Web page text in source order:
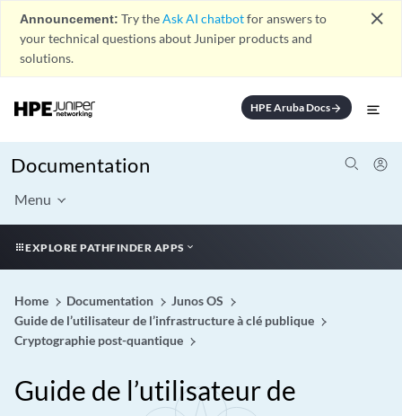
Announcement: Try theAsk AI chatbotfor answers to
your technical questions about Juniper products and
solutions.
close
HPE Aruba Docsarrow_forward
Documentation
Menu
EXPLORE PATHFINDER APPS
Home Documentation
Junos OS
Guide de l’utilisateur de l’infrastructure à clé publique
Cryptographie post-quantique
Guide de l’utilisateur de